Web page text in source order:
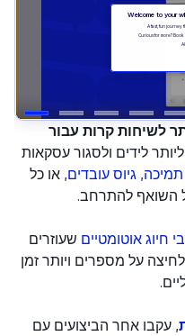
קרות עבור
ולסגור עסקאות
,גיוס עובדים, או כל
להתרחב.
אוטומטייםשעוזרים
על מספרים ויותר זמן
אחר הביצועים עם